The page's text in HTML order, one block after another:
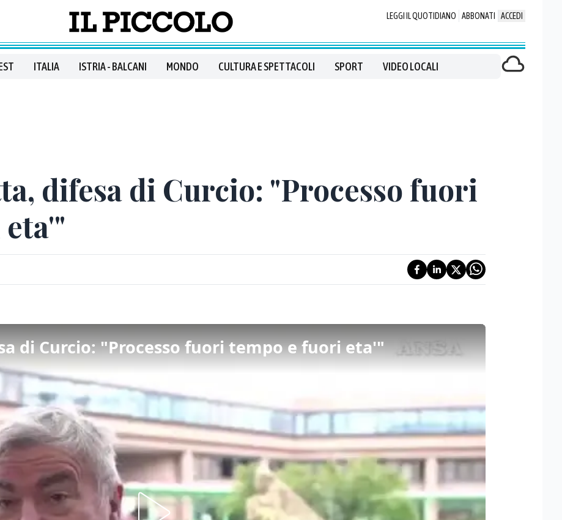
LEGGI IL QUOTIDIANO ABBONATI ACCEDI
ITALIA ISTRIA - BALCANI MONDO CULTURA E SPETTACOLI SPORT VIDEO LOCALI
difesa di Curcio: "Processo fuori
di Curcio: "Processo fuori tempo e fuori eta'"